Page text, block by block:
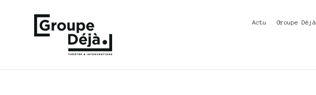
Actu Groupe Déjà